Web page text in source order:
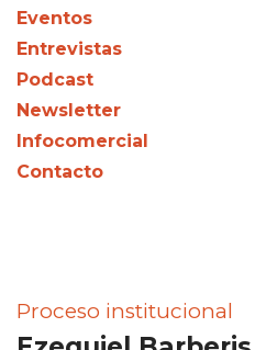
Eventos
Entrevistas
Podcast
Newsletter
Infocomercial
Contacto
Proceso institucional